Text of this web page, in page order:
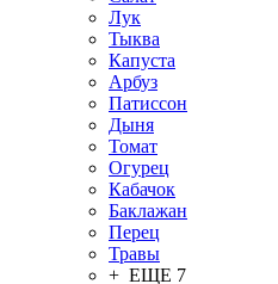
Лук
Тыква
Капуста
Арбуз
Патиссон
Дыня
Томат
Огурец
Кабачок
Баклажан
Перец
Травы
+ ЕЩЕ 7